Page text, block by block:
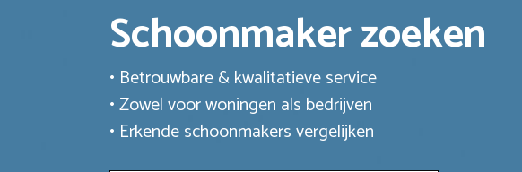
Schoonmaker zoeken
• Betrouwbare & kwalitatieve service
• Zowel voor woningen als bedrijven
• Erkende schoonmakers vergelijken